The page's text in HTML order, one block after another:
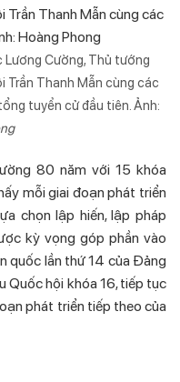
Lương Cường, Thủ tướng
Trần Thanh Mẫn cùng các
tuyển cử đầu tiên. Ảnh:
80 năm với 15 khóa
mỗi giai đoạn phát triển
chọn lập hiến, lập pháp
kỳ vọng góp phần vào
quốc lần thứ 14 của Đảng
Quốc hội khóa 16, tiếp tục
phát triển tiếp theo của